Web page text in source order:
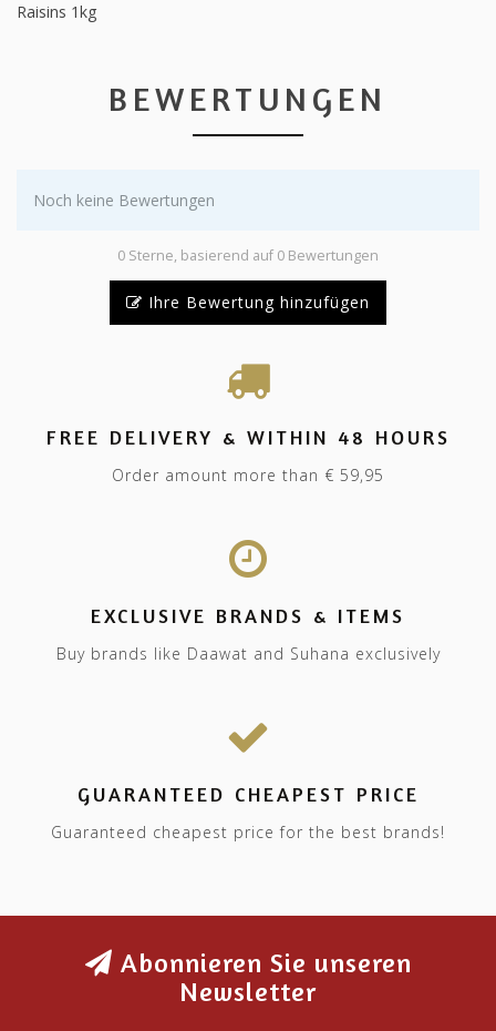
Raisins 1kg
BEWERTUNGEN
Noch keine Bewertungen
0 Sterne, basierend auf 0 Bewertungen
Ihre Bewertung hinzufügen
FREE DELIVERY & WITHIN 48 HOURS
Order amount more than € 59,95
EXCLUSIVE BRANDS & ITEMS
Buy brands like Daawat and Suhana exclusively
GUARANTEED CHEAPEST PRICE
Guaranteed cheapest price for the best brands!
Abonnieren Sie unseren
Newsletter